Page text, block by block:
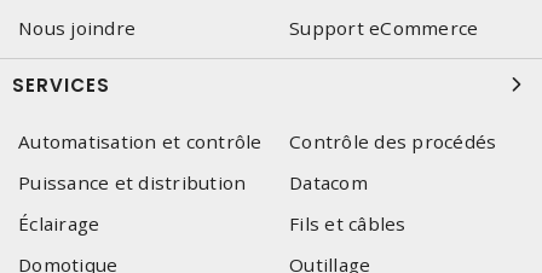
Nous joindre
Support eCommerce
SERVICES
Automatisation et contrôle
Contrôle des procédés
Puissance et distribution
Datacom
Éclairage
Fils et câbles
Domotique
Outillage